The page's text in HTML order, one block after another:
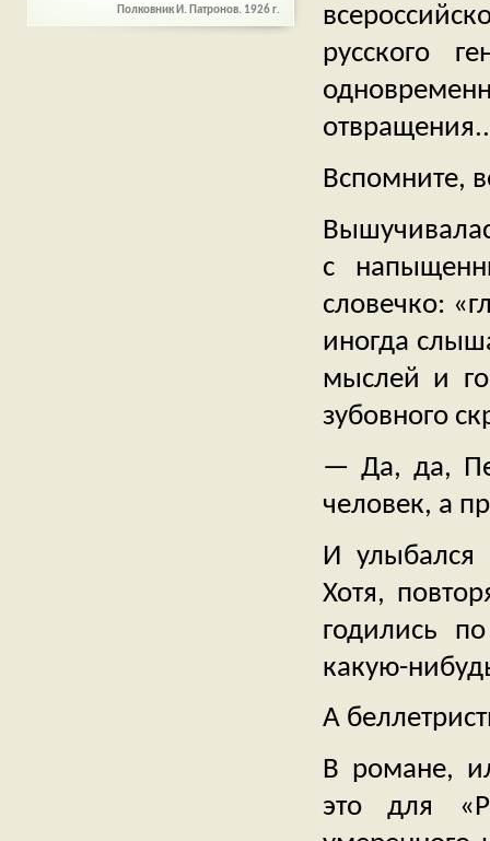
русского
Вспомните,
с
словечко:
иногда
мыслей и
зубовного
— Да, да,
человек, а
И улыбался
Хотя,
годились
какую-
А
В романе,
это для
Полковник И. Патронов. 1926 г.